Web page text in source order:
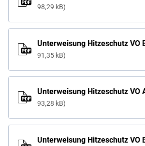
98,29 kB
Unterweisung Hitzeschutz VO
91,35 kB
Unterweisung Hitzeschutz VO
93,28 kB
Unterweisung Hitzeschutz VO